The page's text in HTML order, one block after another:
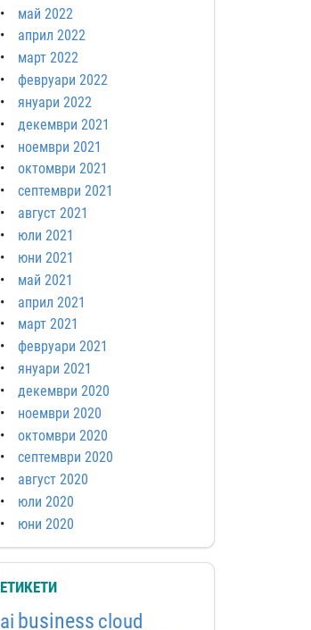
май 2022
април 2022
март 2022
февруари 2022
януари 2022
декември 2021
ноември 2021
октомври 2021
септември 2021
август 2021
юли 2021
юни 2021
май 2021
април 2021
март 2021
февруари 2021
януари 2021
декември 2020
ноември 2020
октомври 2020
септември 2020
август 2020
юли 2020
юни 2020
ЕТИКЕТИ
ai business cloud